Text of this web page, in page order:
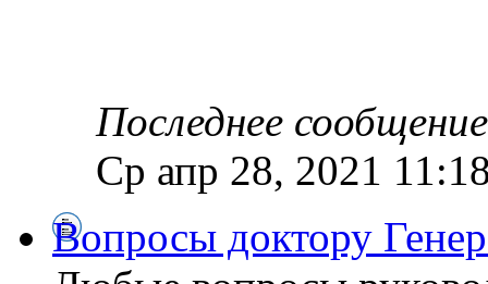
Последнее сообщение
Ср апр 28, 2021
Вопросы доктору